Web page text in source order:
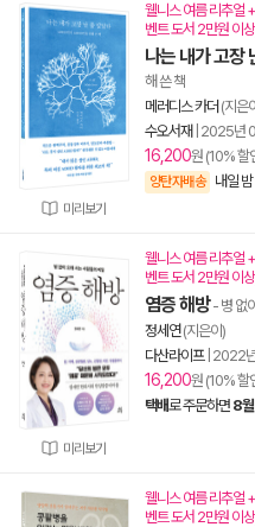
미리보기
웰니스 여름 리추얼
벤트 도서 2만원 이
나는 내가 고장
해 쓴 책
메러디스 카더 (지은
수오서재 2025년
16,200원 (10% 할
양탄자배송 내일 밤
미리보기
웰니스 여름 리추얼
벤트 도서 2만원 이
염증 해방- 병 없
정세연(지은이)
다산라이프| 2022
16,200원 (10% 할
택배로 주문하면 8월
웰니스 여름 리추얼
벤트 도서 2만원 이